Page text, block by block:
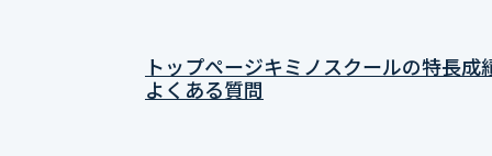
トップページキミノスクールの特長成
よくある質問